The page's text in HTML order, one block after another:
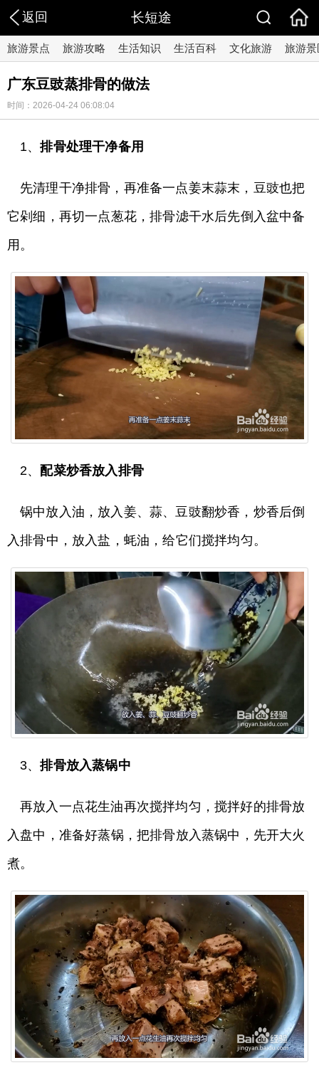
返回 长短途
旅游景点 旅游攻略 生活知识 生活百科 文化旅游 旅游景
广东豆豉蒸排骨的做法
时间：2026-04-24 06:08:04
1、排骨处理干净备用
先清理干净排骨，再准备一点姜末蒜末，豆豉也把
它剁细，再切一点葱花，排骨滤干水后先倒入盆中备
用。
2、配菜炒香放入排骨
锅中放入油，放入姜、蒜、豆豉翻炒香，炒香后倒
入排骨中，放入盐，蚝油，给它们搅拌均匀。
3、排骨放入蒸锅中
再放入一点花生油再次搅拌均匀，搅拌好的排骨放
入盘中，准备好蒸锅，把排骨放入蒸锅中，先开大火
煮。